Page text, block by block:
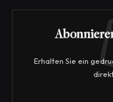
Erhalten Sie ein